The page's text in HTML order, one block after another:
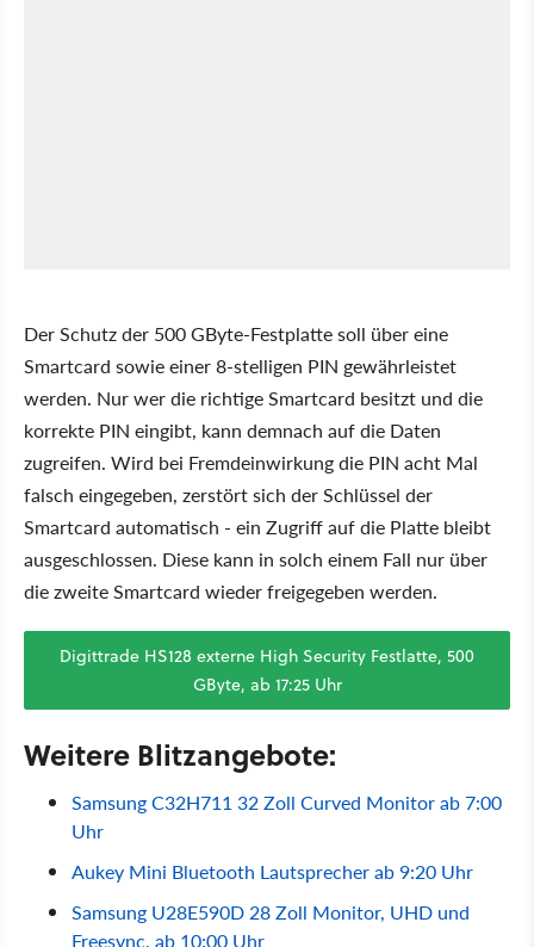
Der Schutz der 500 GByte-Festplatte soll über eine
Smartcard sowie einer 8-stelligen PIN gewährleistet
werden. Nur wer die richtige Smartcard besitzt und die
korrekte PIN eingibt, kann demnach auf die Daten
zugreifen. Wird bei Fremdeinwirkung die PIN acht Mal
falsch eingegeben, zerstört sich der Schlüssel der
Smartcard automatisch - ein Zugriff auf die Platte bleibt
ausgeschlossen. Diese kann in solch einem Fall nur über
die zweite Smartcard wieder freigegeben werden.
Digittrade HS128 externe High Security Festlatte, 500
GByte, ab 17:25 Uhr
Weitere Blitzangebote:
Samsung C32H711 32 Zoll Curved Monitor ab 7:00
Uhr
Aukey Mini Bluetooth Lautsprecher ab 9:20 Uhr
Samsung U28E590D 28 Zoll Monitor, UHD und
Freesync, ab 10:00 Uhr